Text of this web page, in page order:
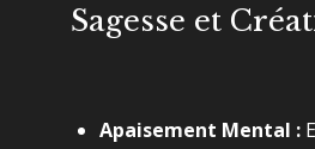
Sagesse et
Apaisement Mental :